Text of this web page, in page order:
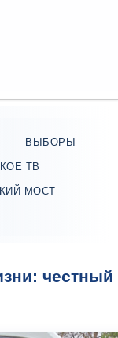
ВЫБОРЫ
ТВ
МОСТ
честный